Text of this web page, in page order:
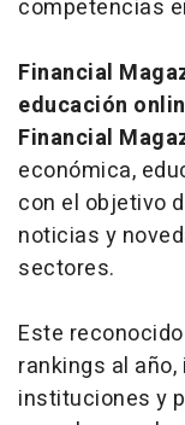
competencias
Financial
educación
Financial
económica,
con el objetivo
noticias y
sectores.
Este
rankings al
instituciones y